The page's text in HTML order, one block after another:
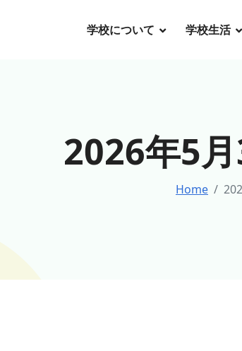
学校について 学校生活
2026年5
Home